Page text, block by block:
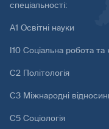
спеціальності:
А1 Освітні науки
І10 Соціальна робота
С2 Політологія
С3 Міжнародні
С5 Соціологія